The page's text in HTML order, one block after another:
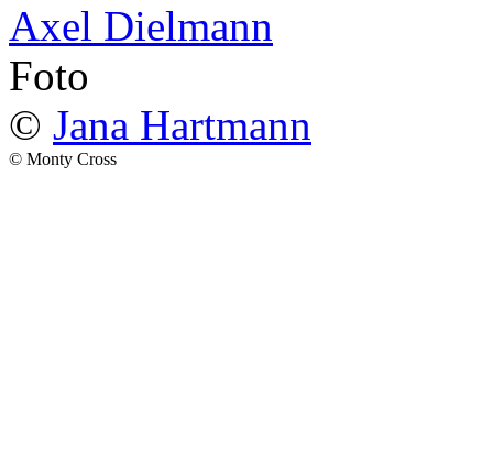
Axel Dielmann
Foto
© Jana Hartmann
© Monty Cross